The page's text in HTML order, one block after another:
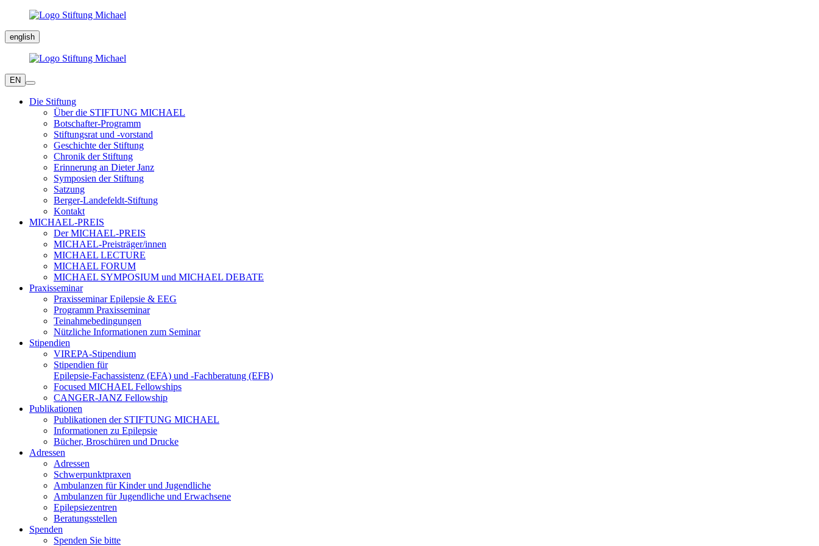
english
EN
Die Stiftung
Über die STIFTUNG MICHAEL
Botschafter-Programm
Stiftungsrat und -vorstand
Geschichte der Stiftung
Chronik der Stiftung
Erinnerung an Dieter Janz
Symposien der Stiftung
Satzung
Berger-Landefeldt-Stiftung
Kontakt
MICHAEL-PREIS
Der MICHAEL-PREIS
MICHAEL-Preisträger/innen
MICHAEL LECTURE
MICHAEL FORUM
MICHAEL SYMPOSIUM und MICHAEL DEBATE
Praxisseminar
Praxisseminar Epilepsie & EEG
Programm Praxisseminar
Teinahmebedingungen
Nützliche Informationen zum Seminar
Stipendien
VIREPA-Stipendium
Stipendien für
Epilepsie-Fachassistenz (EFA) und -Fachberatung (EFB)
Focused MICHAEL Fellowships
CANGER-JANZ Fellowship
Publikationen
Publikationen der STIFTUNG MICHAEL
Informationen zu Epilepsie
Bücher, Broschüren und Drucke
Adressen
Adressen
Schwerpunktpraxen
Ambulanzen für Kinder und Jugendliche
Ambulanzen für Jugendliche und Erwachsene
Epilepsiezentren
Beratungsstellen
Spenden
Spenden Sie bitte